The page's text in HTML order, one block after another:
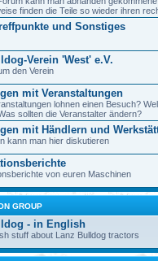
finden die Teile so wieder ihren
und Sonstiges
Verein 'West' e.V.
den Verein
mit Veranstaltungen
lohnen einen Besuch?
sollten die Veranstalter ändern?
mit Händlern und
kann man hier diskutieren
von euren Maschinen
GROUP
- in English
stuff about Lanz Bulldog tractors